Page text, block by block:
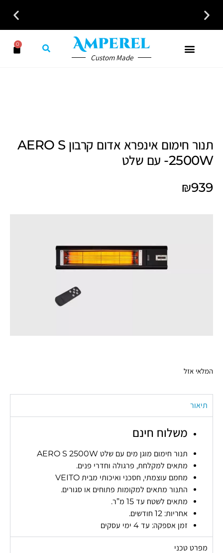
Custom Made
0
תנור חימום אינפרא אדום קרבון AERO S
2500W- עם שלט
₪939
המלאי אזל
תיאור
משלוח חינם
תנור חימום מוגן מים עם שלט AERO S 2500W
מתאים למקלחת, פרגולה וחדרי פנים.
מחמם עוצמתי, חסכני ואיכותי מבית VEITO
התנור מתאים למקומות פתוחים או סגורים.
מתאים לשטח עד 15 מ”ר.
אחריות: 12 חודשים.
זמן אספקה: עד 4 ימי עסקים
מפרט טכני